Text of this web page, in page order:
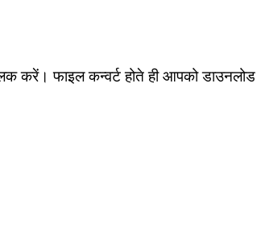
करें। फाइल कन्वर्ट होते ही आपको डाउनलोड